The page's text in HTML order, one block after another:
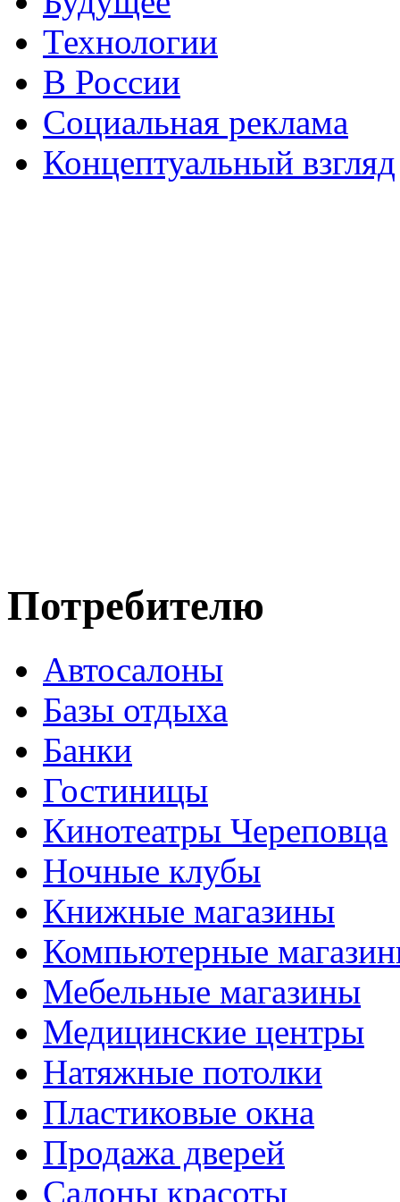
Технологии
В России
Социальная реклама
Концептуальный взгляд
Потребителю
Автосалоны
Базы отдыха
Банки
Гостиницы
Кинотеатры Череповца
Ночные клубы
Книжные магазины
Компьютерные
Мебельные магазины
Медицинские центры
Натяжные потолки
Пластиковые окна
Продажа дверей
Салоны красоты